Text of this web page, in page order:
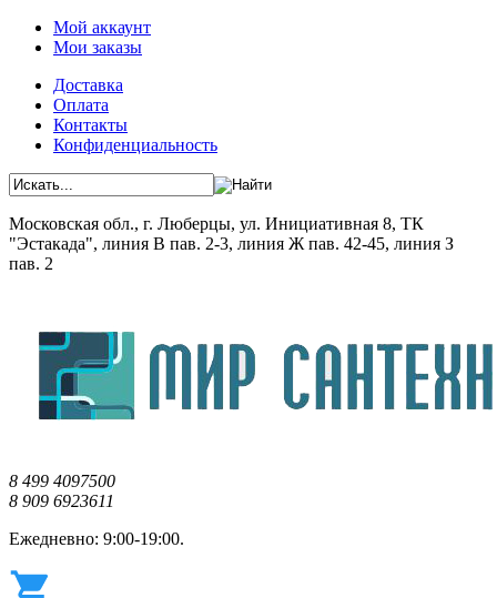
Мой аккаунт
Мои заказы
Доставка
Оплата
Контакты
Конфиденциальность
Московская обл., г. Люберцы, ул. Инициативная 8, ТК
"Эстакада", линия В пав. 2-3, линия Ж пав. 42-45, линия З
пав. 2
8 499 4097500
8 909 6923611
Ежедневно: 9:00-19:00.